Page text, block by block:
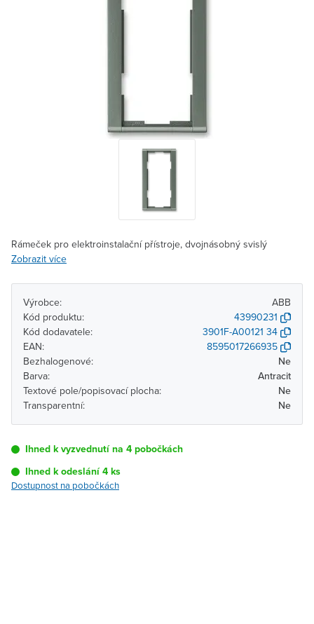
Rámeček pro elektroinstalační přístroje, dvojnásobný svislý
Zobrazit více
Výrobce:
ABB
Kód produktu:
43990231
Kód dodavatele:
3901F-A00121 34
EAN:
8595017266935
Bezhalogenové:
Ne
Barva:
Antracit
Textové pole/popisovací plocha:
Ne
Transparentní:
Ne
Ihned k vyzvednutí na 4 pobočkách
Ihned k odeslání 4 ks
Dostupnost na pobočkách